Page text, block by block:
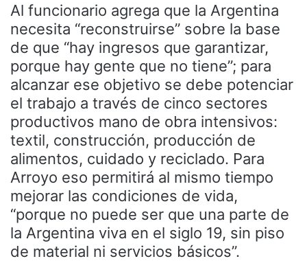
Al funcionario agrega que la Argentina
necesita “reconstruirse” sobre la base
de que “hay ingresos que garantizar,
porque hay gente que no tiene”; para
alcanzar ese objetivo se debe potenciar
el trabajo a través de cinco sectores
productivos mano de obra intensivos:
textil, construcción, producción de
alimentos, cuidado y reciclado. Para
Arroyo eso permitirá al mismo tiempo
mejorar las condiciones de vida,
“porque no puede ser que una parte de
la Argentina viva en el siglo 19, sin piso
de material ni servicios básicos”.